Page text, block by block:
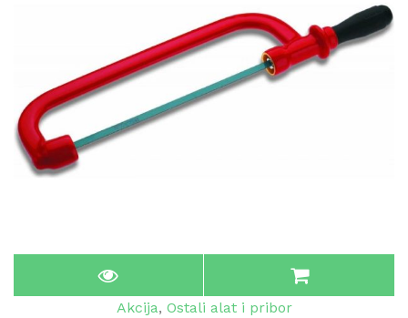
Akcija, Ostali alat i pribor